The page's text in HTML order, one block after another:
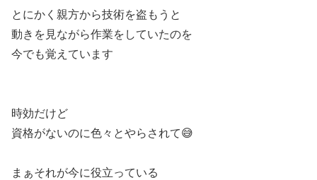
とにかく親方から技術を盗もうと
動きを見ながら作業をしていたのを
今でも覚えています
時効だけど
資格がないのに色々とやらされて😅
まぁそれが今に役立っている